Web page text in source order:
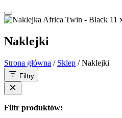
Naklejki
Strona główna / Sklep / Naklejki
Filtry
Filtr produktów: